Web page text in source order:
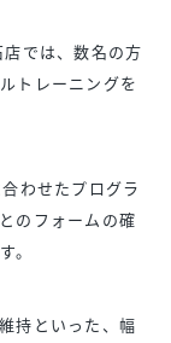
では、数名の方
トレーニングを
わせたプログラ
のフォームの確
。
持といった、幅